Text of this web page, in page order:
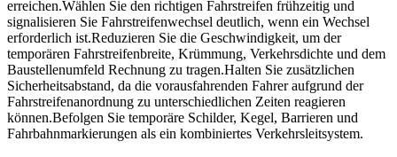
erreichen.Wählen Sie den richtigen Fahrstreifen frühzeitig und
signalisieren Sie Fahrstreifen­wechsel deutlich, wenn ein Wechsel
erforderlich ist.Reduzieren Sie die Geschwindigkeit, um der
temporären Fahrstreifen­breite, Krümmung, Verkehrsdichte und dem
Baustellen­umfeld Rechnung zu tragen.Halten Sie zusätzlichen
Sicherheits­abstand, da die vorausfahrenden Fahrer aufgrund der
Fahrstreifen­anordnung zu unterschiedlichen Zeiten reagieren
können.Befolgen Sie temporäre Schilder, Kegel, Barrieren und
Fahrbahn­markierungen als ein kombiniertes Verkehrsleitsystem.